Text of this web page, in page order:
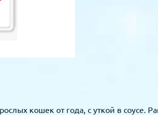
кошек от года, с уткой в соусе.